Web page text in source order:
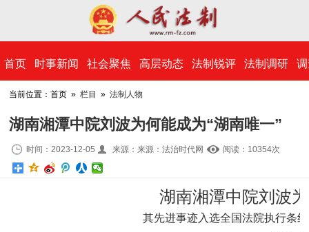
​首页 时事新闻 社会聚焦 高层动态 法制锐评 法制调研
当前位置：首页 »栏目 »法制人物
湖南湘潭中院刘波为何能成为“湖南唯一”
时间：2023-12-05 来源：来源：法治时代网 阅读：10354次
湖南湘潭中院刘波
其先进事迹入选全国法院执行条